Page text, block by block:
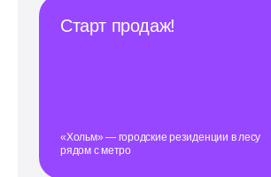
Старт продаж!
«Хольм» — городские резиденции в лесу
рядом с метро